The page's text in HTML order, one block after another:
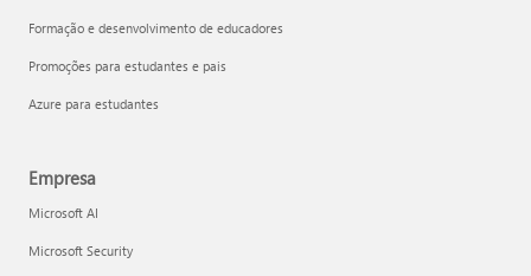
Formação e desenvolvimento de educadores
Promoções para estudantes e pais
Azure para estudantes
Empresa
Microsoft AI
Microsoft Security